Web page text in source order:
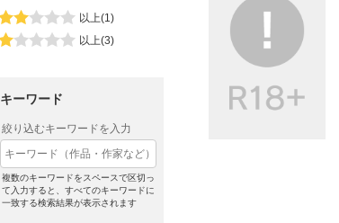
以上(1)
以上(3)
キーワード
絞り込むキーワードを入力
複数のキーワードをスペースで区切っ
て入力すると、すべてのキーワードに
一致する検索結果が表示されます